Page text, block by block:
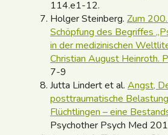
114.e1-12.
Holger Steinberg. Zum
Schöpfung des Begriffes
in der medizinischen
Christian August Heinroth.
7-9
Jutta Lindert et al. Angst,
posttraumatische
Flüchtlingen – eine
Psychother Psych Med